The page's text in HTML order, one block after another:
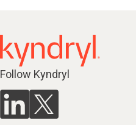
Follow Kyndryl